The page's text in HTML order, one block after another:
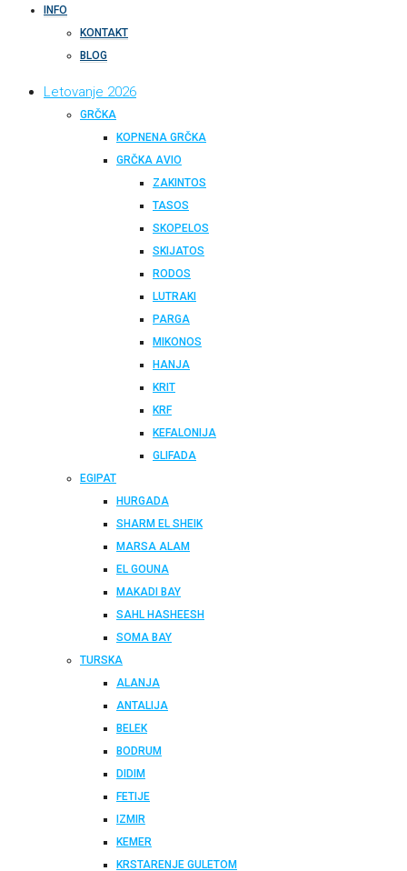
INFO
KONTAKT
BLOG
Letovanje 2026
GRČKA
KOPNENA GRČKA
GRČKA AVIO
ZAKINTOS
TASOS
SKOPELOS
SKIJATOS
RODOS
LUTRAKI
PARGA
MIKONOS
HANJA
KRIT
KRF
KEFALONIJA
GLIFADA
EGIPAT
HURGADA
SHARM EL SHEIK
MARSA ALAM
EL GOUNA
MAKADI BAY
SAHL HASHEESH
SOMA BAY
TURSKA
ALANJA
ANTALIJA
BELEK
BODRUM
DIDIM
FETIJE
IZMIR
KEMER
KRSTARENJE GULETOM